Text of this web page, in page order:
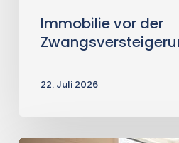
Immobilie vor der
22. Juli 2026